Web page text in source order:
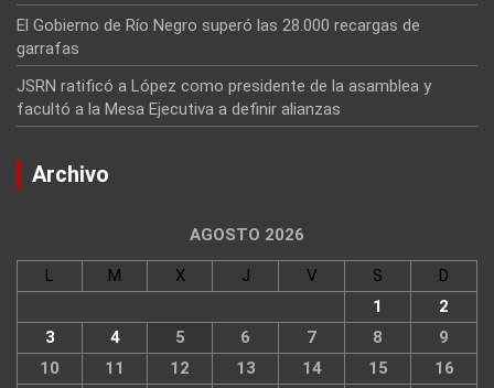
El Gobierno de Río Negro superó las 28.000 recargas de
garrafas
JSRN ratificó a López como presidente de la asamblea y
facultó a la Mesa Ejecutiva a definir alianzas
Archivo
AGOSTO 2026
L M X J V S
D
1
2
3
4 5 6 7 8
9
10
11 12 13 14 15
16